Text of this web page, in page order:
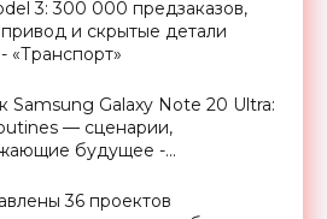
3: 300 000 предзаказов,
и скрытые детали
«Транспорт»
Samsung Galaxy Note 20 Ultra:
— сценарии,
будущее -
36 проектов